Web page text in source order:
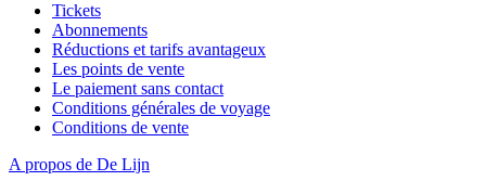
Tickets
Abonnements
Réductions et tarifs avantageux
Les points de vente
Le paiement sans contact
Conditions générales de voyage
Conditions de vente
A propos de De Lijn